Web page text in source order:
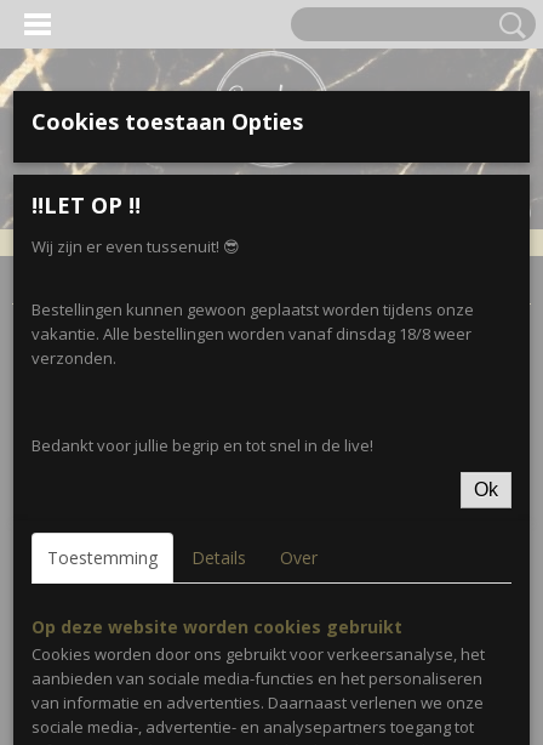
(0)
Cookies toestaan Opties
‼️LET OP ‼️
Wij zijn er even tussenuit! 😎
Bestellingen kunnen gewoon geplaatst worden tijdens onze
vakantie. Alle bestellingen worden vanaf dinsdag 18/8 weer
verzonden.
Bedankt voor jullie begrip en tot snel in de live!
Ok
Toestemming Details Over
Op deze website worden cookies gebruikt
Cookies worden door ons gebruikt voor verkeersanalyse, het
aanbieden van sociale media-functies en het personaliseren
van informatie en advertenties. Daarnaast verlenen we onze
sociale media-, advertentie- en analysepartners toegang tot